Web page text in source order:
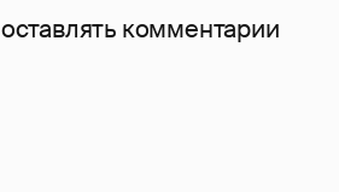
комментарии